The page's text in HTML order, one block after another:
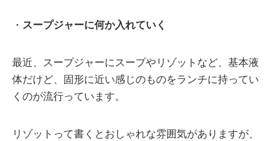
・ スープジャーに何か入れていく
最近、スープジャーにスープやリゾットなど、基本液
体だけど、固形に近い感じのものをランチに持ってい
くのが流行っています。
リゾットって書くとおしゃれな雰囲気がありますが、